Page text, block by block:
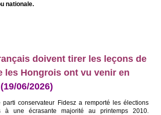
nationale.
doivent tirer les leçons de
les Hongrois ont vu venir en
(19/06/2026)
parti conservateur Fidesz a remporté les élections
à une écrasante majorité au printemps 2010.